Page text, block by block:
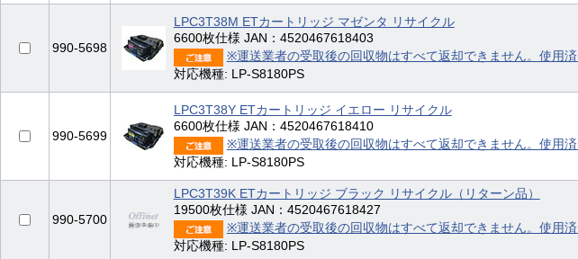
990-5698
LPC3T38M ETカートリッジ マゼンタ リサイクル
6600枚仕様 JAN：4520467618403
※運送業者の受取後の回収物はすべて返却できません。使用
対応機種: LP-S8180PS
990-5699
LPC3T38Y ETカートリッジ イエロー リサイクル
6600枚仕様 JAN：4520467618410
※運送業者の受取後の回収物はすべて返却できません。使用
対応機種: LP-S8180PS
990-5700
LPC3T39K ETカートリッジ ブラック リサイクル（リターン品）
19500枚仕様 JAN：4520467618427
※運送業者の受取後の回収物はすべて返却できません。使用
対応機種: LP-S8180PS